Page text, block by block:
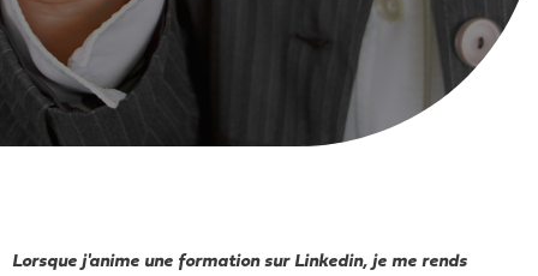
Lorsque j'anime une formation sur Linkedin, je me rends